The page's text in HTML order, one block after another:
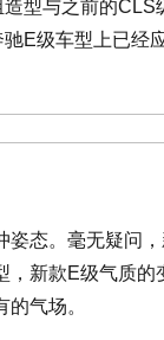
型与之前的CLS
E级车型上已经
姿态。毫无疑问
，新款E级气质的
气场。